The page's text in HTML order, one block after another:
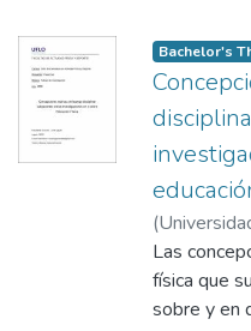
Bachelor's
(
Lucas
Las
física que
sobre y en